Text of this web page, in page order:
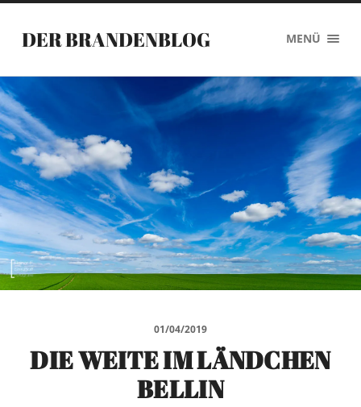
DER BRANDENBLOG MENÜ
01/04/2019
DIE WEITE IM LÄNDCHEN
BELLIN